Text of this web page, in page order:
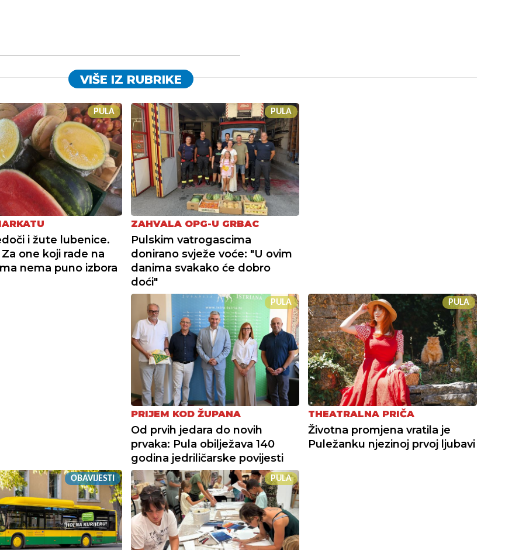
VIŠE IZ RUBRIKE
PULA
i žute lubenice.
one koji rade na
nema puno izbora
PULA
ZAHVALA OPG-U GRBAC
Pulskim vatrogascima
donirano svježe voće: "U ovim
danima svakako će dobro
doći"
PULA
PRIJEM KOD ŽUPANA
Od prvih jedara do novih
prvaka: Pula obilježava 140
godina jedriličarske povijesti
PULA
THEATRALNA PRIČA
Životna promjena vratila je
Puležanku njezinoj prvoj ljubavi
OBAVIJESTI PULA